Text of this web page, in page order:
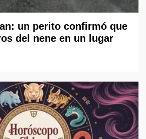
un perito confirmó que
del nene en un lugar